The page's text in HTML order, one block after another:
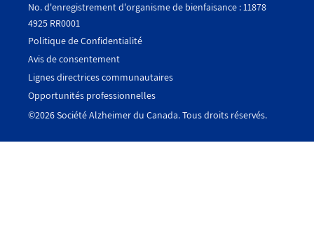
No. d'enregistrement d'organisme de bienfaisance : 11878
4925 RR0001
Utility
Footer
-
Politique de Confidentialité
Avis de consentement
Lignes directrices communautaires
Opportunités professionnelles
©2026 Société Alzheimer du Canada. Tous droits réservés.